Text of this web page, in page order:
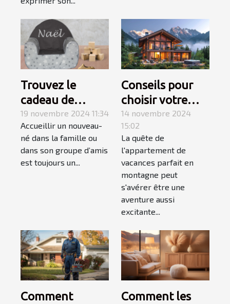
Trouvez le
cadeau de
naissance
parfait avec les
produits
personnalisés de
19 novembre 2024 11:34
Accueillir un nouveau-
né dans la famille ou
dans son groupe d’amis
est toujours un...
Conseils pour
choisir votre
appartement de
vacances en
montagne
14 novembre 2024
15:02
La quête de
l'appartement de
vacances parfait en
montagne peut
s'avérer être une
aventure aussi
excitante...
Comment
Comment les